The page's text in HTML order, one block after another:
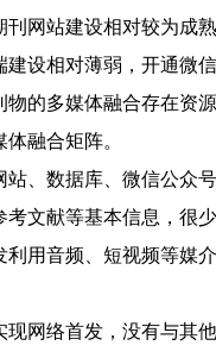
网站建设相对较为成
设相对薄弱，开通微
的多媒体融合存在资
融合矩阵。
、数据库、微信公众
文献等基本信息，很
用音频、短视频等媒
网络首发，没有与其